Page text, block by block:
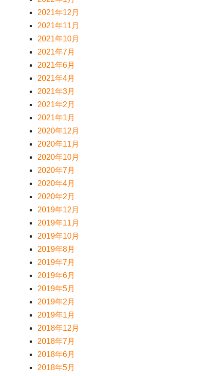
2021年12月
2021年11月
2021年10月
2021年7月
2021年6月
2021年4月
2021年3月
2021年2月
2021年1月
2020年12月
2020年11月
2020年10月
2020年7月
2020年4月
2020年2月
2019年12月
2019年11月
2019年10月
2019年8月
2019年7月
2019年6月
2019年5月
2019年2月
2019年1月
2018年12月
2018年7月
2018年6月
2018年5月